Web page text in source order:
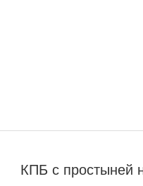
КПБ с простыней